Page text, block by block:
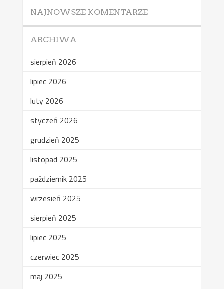
NAJNOWSZE KOMENTARZE
ARCHIWA
sierpień 2026
lipiec 2026
luty 2026
styczeń 2026
grudzień 2025
listopad 2025
październik 2025
wrzesień 2025
sierpień 2025
lipiec 2025
czerwiec 2025
maj 2025